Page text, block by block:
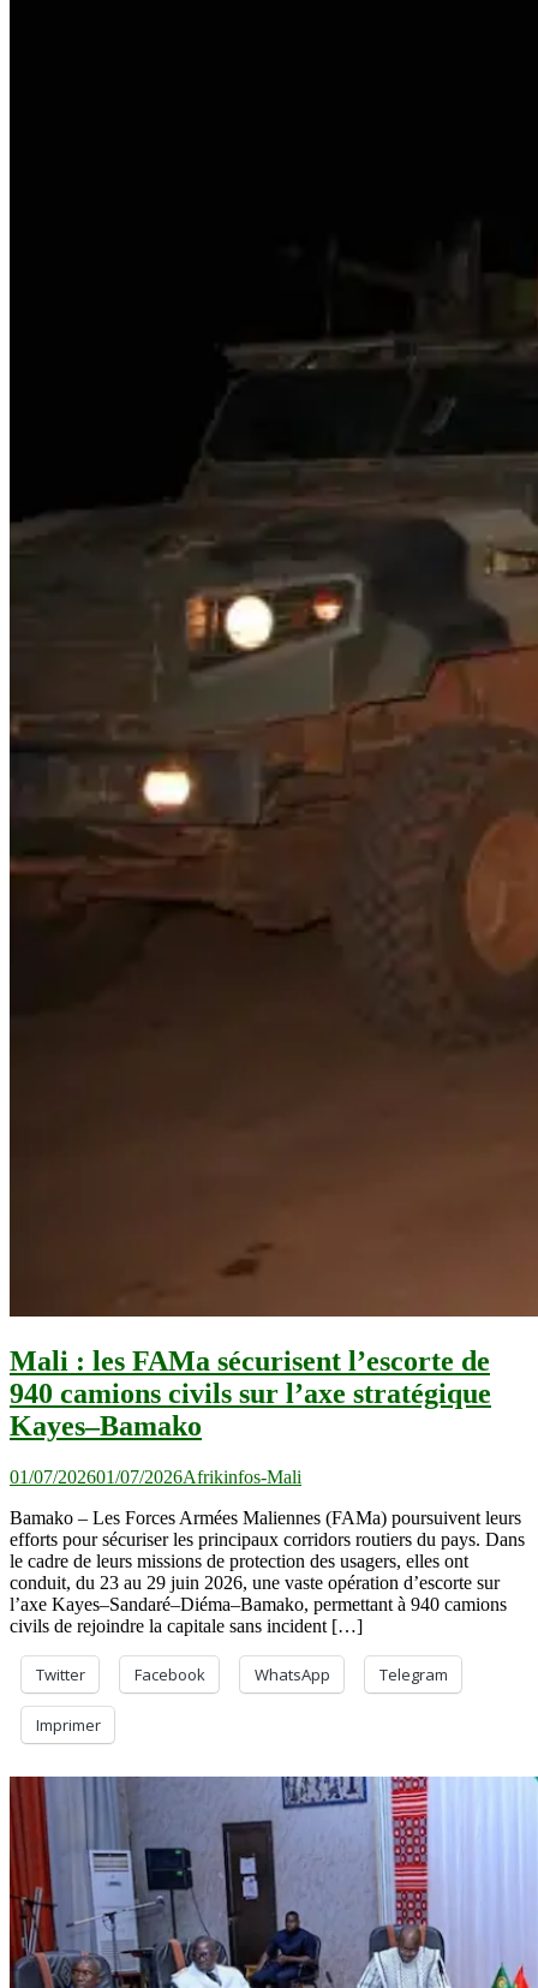
Mali : les FAMa sécurisent l’escorte de
940 camions civils sur l’axe stratégique
Kayes–Bamako
01/07/202601/07/2026Afrikinfos-Mali
Bamako – Les Forces Armées Maliennes (FAMa) poursuivent leurs
efforts pour sécuriser les principaux corridors routiers du pays. Dans
le cadre de leurs missions de protection des usagers, elles ont
conduit, du 23 au 29 juin 2026, une vaste opération d’escorte sur
l’axe Kayes–Sandaré–Diéma–Bamako, permettant à 940 camions
civils de rejoindre la capitale sans incident […]
Twitter Facebook WhatsApp Telegram
Imprimer